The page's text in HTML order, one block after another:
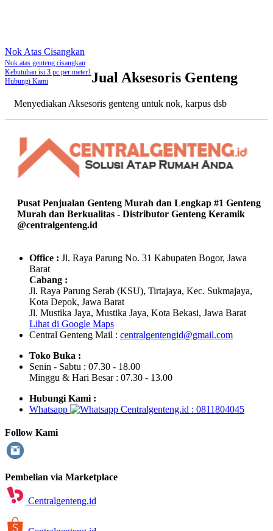
Nok Atas Cisangkan
Nok atas genteng cisangkan
Kebutuhan isi 3 pc per meter1
Hubungi Kami
Jual Aksesoris Genteng
Menyediakan Aksesoris genteng untuk nok, karpus dsb
Pusat Penjualan Genteng Murah dan Lengkap #1 Genteng
Murah dan Berkualitas - Distributor Genteng Keramik
@centralgenteng.id
Office : Jl. Raya Parung No. 31 Kabupaten Bogor, Jawa
Barat
Cabang :
Jl. Raya Parung Serab (KSU), Tirtajaya, Kec. Sukmajaya,
Kota Depok, Jawa Barat
Jl. Mustika Jaya, Mustika Jaya, Kota Bekasi, Jawa Barat
Lihat di Google Maps
Central Genteng Mail : centralgentengid@gmail.com
Toko Buka :
Senin - Sabtu : 07.30 - 18.00
Minggu & Hari Besar : 07.30 - 13.00
Hubungi Kami :
Whatsapp
: 0811804045
Follow Kami
Pembelian via Marketplace
Centralgenteng.id